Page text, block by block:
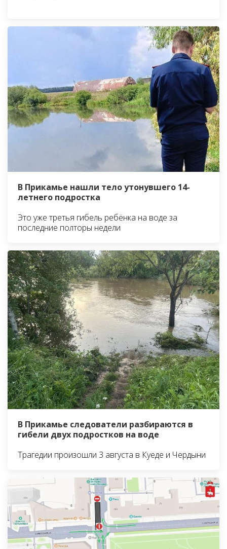
В Прикамье нашли тело утонувшего 14-
летнего подростка
Это уже третья гибель ребёнка на воде за
последние полторы недели
В Прикамье следователи разбираются в
гибели двух подростков на воде
Трагедии произошли 3 августа в Куеде и Чердыни